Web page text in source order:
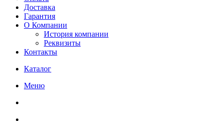
Доставка
Гарантия
О Компании
История компании
Реквизиты
Контакты
Каталог
Меню